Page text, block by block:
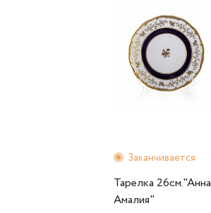
Заканчивается
Тарелка 26см."Анна
Амалия"